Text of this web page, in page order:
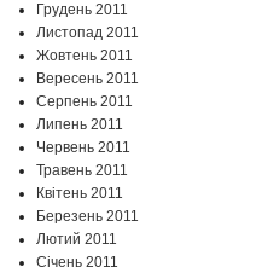
Грудень 2011
Листопад 2011
Жовтень 2011
Вересень 2011
Серпень 2011
Липень 2011
Червень 2011
Травень 2011
Квітень 2011
Березень 2011
Лютий 2011
Січень 2011